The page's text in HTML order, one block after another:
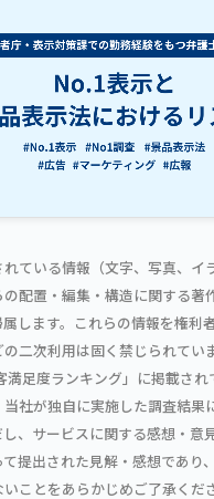
ている情報（文字、写真、イ
配置・編集・構造に関する著
します。これらの情報を権利
二次利用は固く禁じられていま
満足度ランキング」に掲載され
社が独自に実施した調査結果
、サービスに関する感想・意
提出された見解・感想であり
ことをあらかじめご了承くだ